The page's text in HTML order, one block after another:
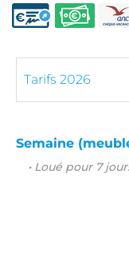
Semaine
• Loué pour 7